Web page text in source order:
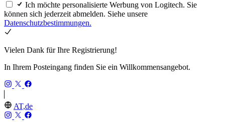
Ich möchte personalisierte Werbung von Logitech. Sie
können sich jederzeit abmelden. Siehe unsere
Datenschutzbestimmungen.
Vielen Dank für Ihre Registrierung!
In Ihrem Posteingang finden Sie ein Willkommensangebot.
AT,de